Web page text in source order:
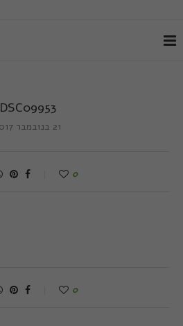
DSC09953
21 בנובמבר 2017
0
0